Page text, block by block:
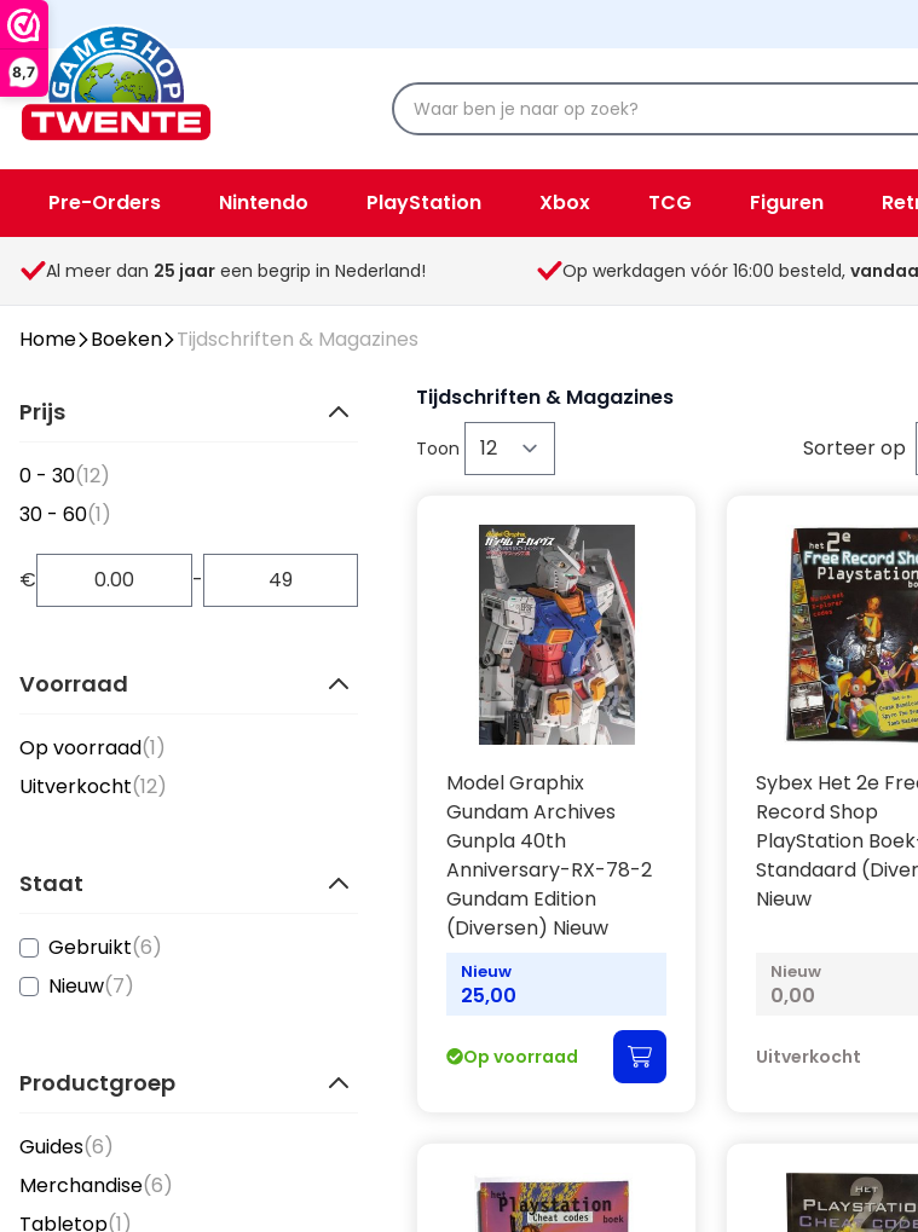
8,7
Pre-Orders Nintendo PlayStation Xbox TCG Figuren
Spellen & Speelgoed Overige
Al meer dan 25 jaar een begrip in Nederland! Op werkdagen vóór 16:00 besteld,
Home Boeken Tijdschriften & Magazines
Prijs
0 - 30(12)
30 - 60(1)
€ -
Voorraad
Op voorraad(1)
Uitverkocht(12)
Staat
Gebruikt(6)
Nieuw(7)
Productgroep
Guides(6)
Merchandise(6)
Tabletop(1)
Tijdschriften & Magazines
Toon Sorteer op
Model Graphix
Gundam Archives
Gunpla 40th
Anniversary-RX-78-2
Gundam Edition
(Diversen) Nieuw
Nieuw
25,00
Op voorraad
Sybex Het 2e
Record Shop
PlayStation
Standaard
Nieuw
Nieuw
0,00
Uitverkocht